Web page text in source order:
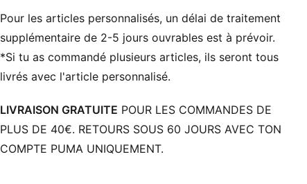
Pour les articles personnalisés, un délai de traitement
supplémentaire de 2-5 jours ouvrables est à prévoir.
*Si tu as commandé plusieurs articles, ils seront tous
livrés avec l'article personnalisé.
LIVRAISON GRATUITE POUR LES COMMANDES DE
PLUS DE 40€. RETOURS SOUS 60 JOURS AVEC TON
COMPTE PUMA UNIQUEMENT.